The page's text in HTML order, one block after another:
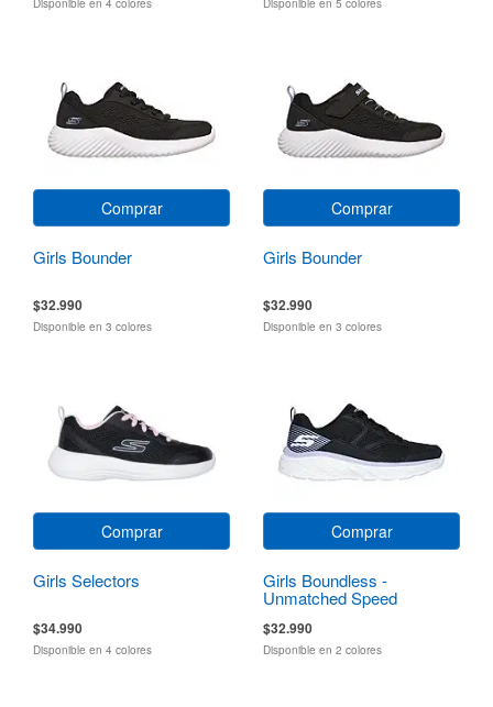
Disponible en 4 colores Disponible en 5 colores
Comprar
Girls Bounder
$32.990
Disponible en 3 colores
Comprar
Girls Bounder
$32.990
Disponible en 3 colores
Comprar
Girls Selectors
$34.990
Disponible en 4 colores
Comprar
Girls Boundless -
Unmatched Speed
$32.990
Disponible en 2 colores